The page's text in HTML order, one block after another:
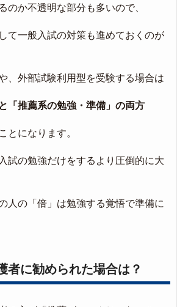
のか不透明な部分も多いので、
て一般入試の対策も進めておくのが
、外部試験利用型を受験する場合は
「推薦系の勉強・準備」の両方
とになります。
試の勉強だけをするより圧倒的に大
人の「倍」は勉強する覚悟で準備に
者に勧められた場合は？